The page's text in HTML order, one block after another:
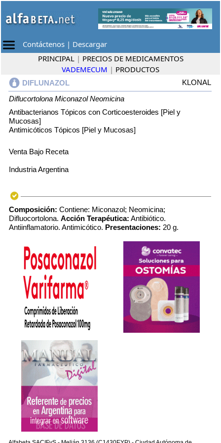
Contáctenos | Descargar
PRINCIPAL | PRECIOS DE MEDICAMENTOS
VADEMECUM | PRODUCTOS
DIFLUNAZOL
KLONAL
Diflucortolona Miconazol Neomicina
Antibacterianos Tópicos con Corticoesteroides [Piel y
Mucosas]
Antimicóticos Tópicos [Piel y Mucosas]
Venta Bajo Receta
Industria Argentina
Composición: Contiene: Miconazol; Neomicina;
Difluocortolona. Acción Terapéutica: Antibiótico.
Antiinflamatorio. Antimicótico. Presentaciones: 20 g.